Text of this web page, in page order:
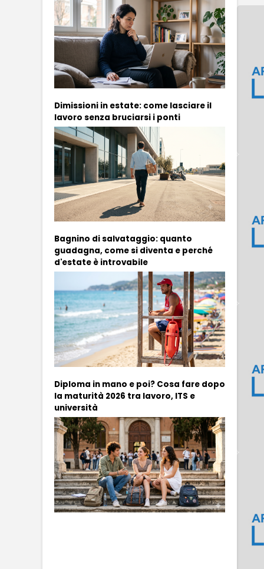
Dimissioni in estate: come lasciare il
lavoro senza bruciarsi i ponti
Bagnino di salvataggio: quanto
guadagna, come si diventa e perché
d'estate è introvabile
Diploma in mano e poi? Cosa fare dopo
la maturità 2026 tra lavoro, ITS e
università